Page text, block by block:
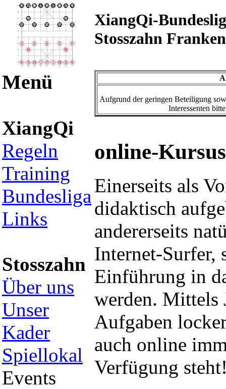
XiangQi-
Stosszahn Franken
Menü
XiangQi
Regeln
Training
Bundesliga
Links
Stosszahn
Über uns
Unser
Kader
Spiellokal
Events
Aufgrund der geringen Beteiligung
Interessenten
online-
Einerseits als
didaktisch
andererseits
Internet-Surfer,
Einführung in
werden. Mittels
Aufgaben
auch online
Verfügung